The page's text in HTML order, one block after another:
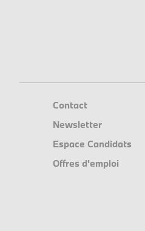
Contact
Newsletter
Espace Candidats
Offres d'emploi